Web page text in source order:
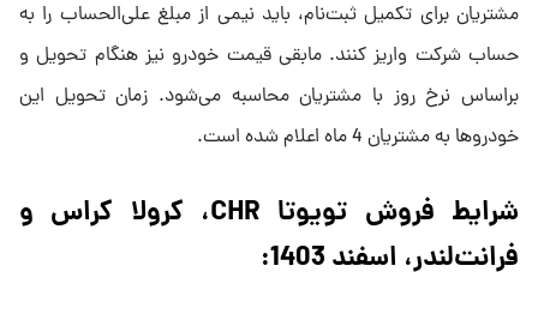
مشتریان برای تکمیل ثبت‌نام، باید نیمی از مبلغ علی‌الحساب را به
حساب شرکت واریز کنند. مابقی قیمت خودرو نیز هنگام تحویل و
براساس نرخ روز با مشتریان محاسبه می‌شود. زمان تحویل این
خودروها به مشتریان 4 ماه اعلام شده است.
شرایط فروش تویوتا CHR، کرولا کراس و
فرانت‌لندر، اسفند 1403: